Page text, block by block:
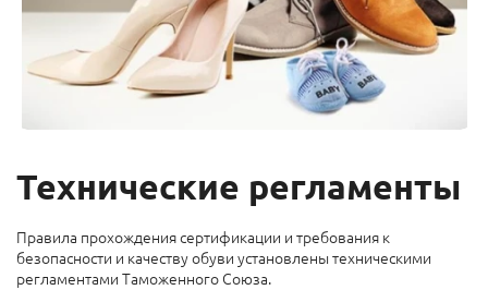
Технические регламенты
Правила прохождения сертификации и требования к
безопасности и качеству обуви установлены техническими
регламентами Таможенного Союза.